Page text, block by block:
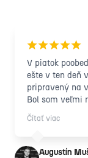
¡¡¡¡¡
V piatok
ešte v ten deň
pripravený na
Bol som veľmi
a taktiež s
zamestnancov.
Čítať viac
Augustín